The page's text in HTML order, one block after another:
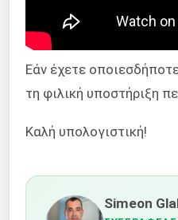
Εάν έχετε
τη φιλική υποστήριξη
Καλή υπολογιστική!
Simeon